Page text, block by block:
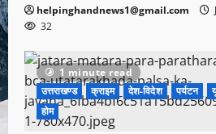
helpinghandnews1@gmail.com
32
1 minute read
उत्तराखण्ड
क्राइम देश-विदेश पर्यटन
होम